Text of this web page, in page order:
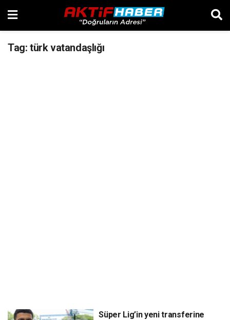
Tag: türk vatandaşlığı
Süper Lig’in yeni transferine